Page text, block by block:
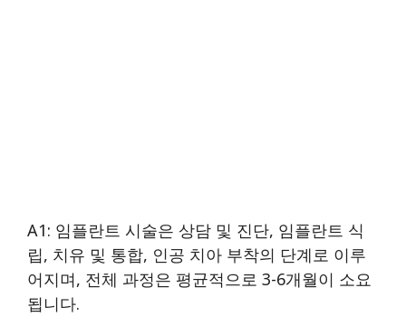
A1: 임플란트 시술은 상담 및 진단, 임플란트 식
립, 치유 및 통합, 인공 치아 부착의 단계로 이루
어지며, 전체 과정은 평균적으로 3-6개월이 소요
됩니다.